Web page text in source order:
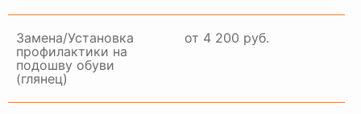
Замена/Установка
профилактики на
подошву обуви
(глянец)
от 4 200 руб.